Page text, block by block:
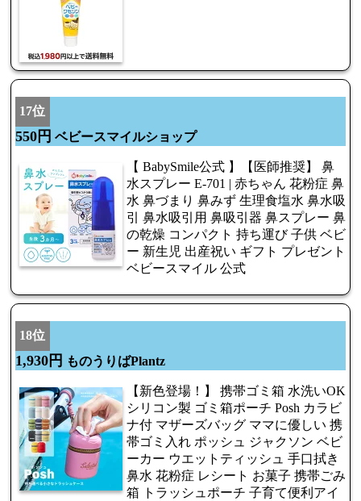
17位
550円 ベビースマイルショップ
【 BabySmile公式 】【医師推奨】 鼻
水スプレー E-701 | 赤ちゃん 花粉症 鼻
水 鼻づまり 鼻みず 生理食塩水 鼻水吸
引 鼻水吸引用 鼻吸引器 鼻スプレー 鼻
の乾燥 コンパクト 持ち運び 子供 ベビ
ー 新生児 出産祝い ギフト プレゼント
ベビースマイル 公式
18位
1,930円 ものうりばPlantz
【新色登場！】 携帯ゴミ箱 水洗いOK
シリコン製 ゴミ箱ポーチ Posh カラビ
ナ付 マザーズバッグ ママに優しい 携
帯ゴミ入れ ポッシュ ジャクソン ベビ
ーカー ウエットティッシュ 手口拭き
鼻水 花粉症 レシート お菓子 携帯ごみ
箱 トラッシュポーチ 子育て便利アイ